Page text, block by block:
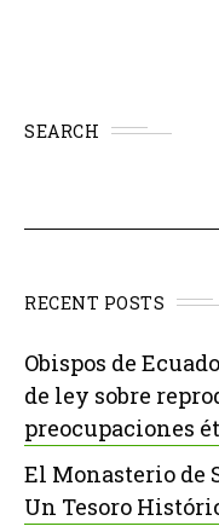
SEARCH
RECENT POSTS
Obispos de
de ley sobre
preocupaciones
El Monasterio de
Un Tesoro